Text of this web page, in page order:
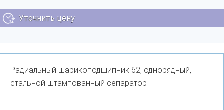
Уточнить цену
Радиальный шарикоподшипник 62, однорядный,
стальной штампованный сепаратор